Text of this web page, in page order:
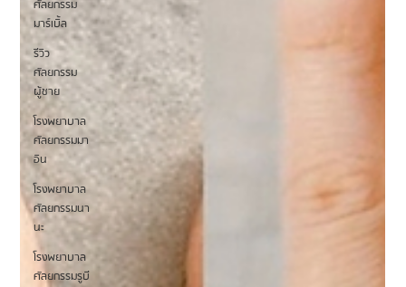
ศัลยกรรม
มาร์เบิ้ล
รีวิว
ศัลยกรรม
ผู้ชาย
โรงพยาบาล
ศัลยกรรมมา
อิน
โรงพยาบาล
ศัลยกรรมนา
นะ
โรงพยาบาล
ศัลยกรรมรูบี